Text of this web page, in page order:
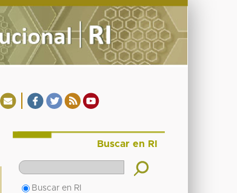
Buscar en RI
Buscar en RI